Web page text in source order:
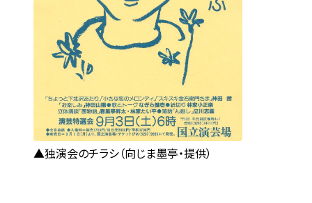
独演会のチラシ（向じま墨亭・提供）